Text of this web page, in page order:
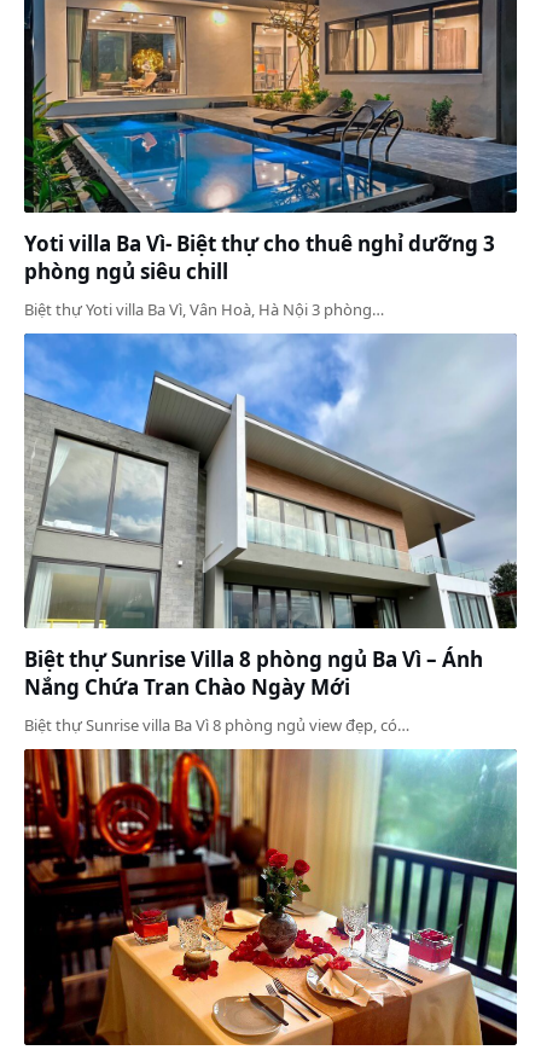
Yoti villa Ba Vì- Biệt thự cho thuê nghỉ dưỡng 3
phòng ngủ siêu chill
Biệt thự Yoti villa Ba Vì, Vân Hoà, Hà Nội 3 phòng…
Biệt thự Sunrise Villa 8 phòng ngủ Ba Vì – Ánh
Nắng Chứa Tran Chào Ngày Mới
Biệt thự Sunrise villa Ba Vì 8 phòng ngủ view đẹp, có…